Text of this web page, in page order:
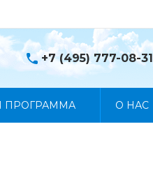
+7 (495) 777-08-31
+7 (495) 777-08-31
ПРОГРАММА О НАС